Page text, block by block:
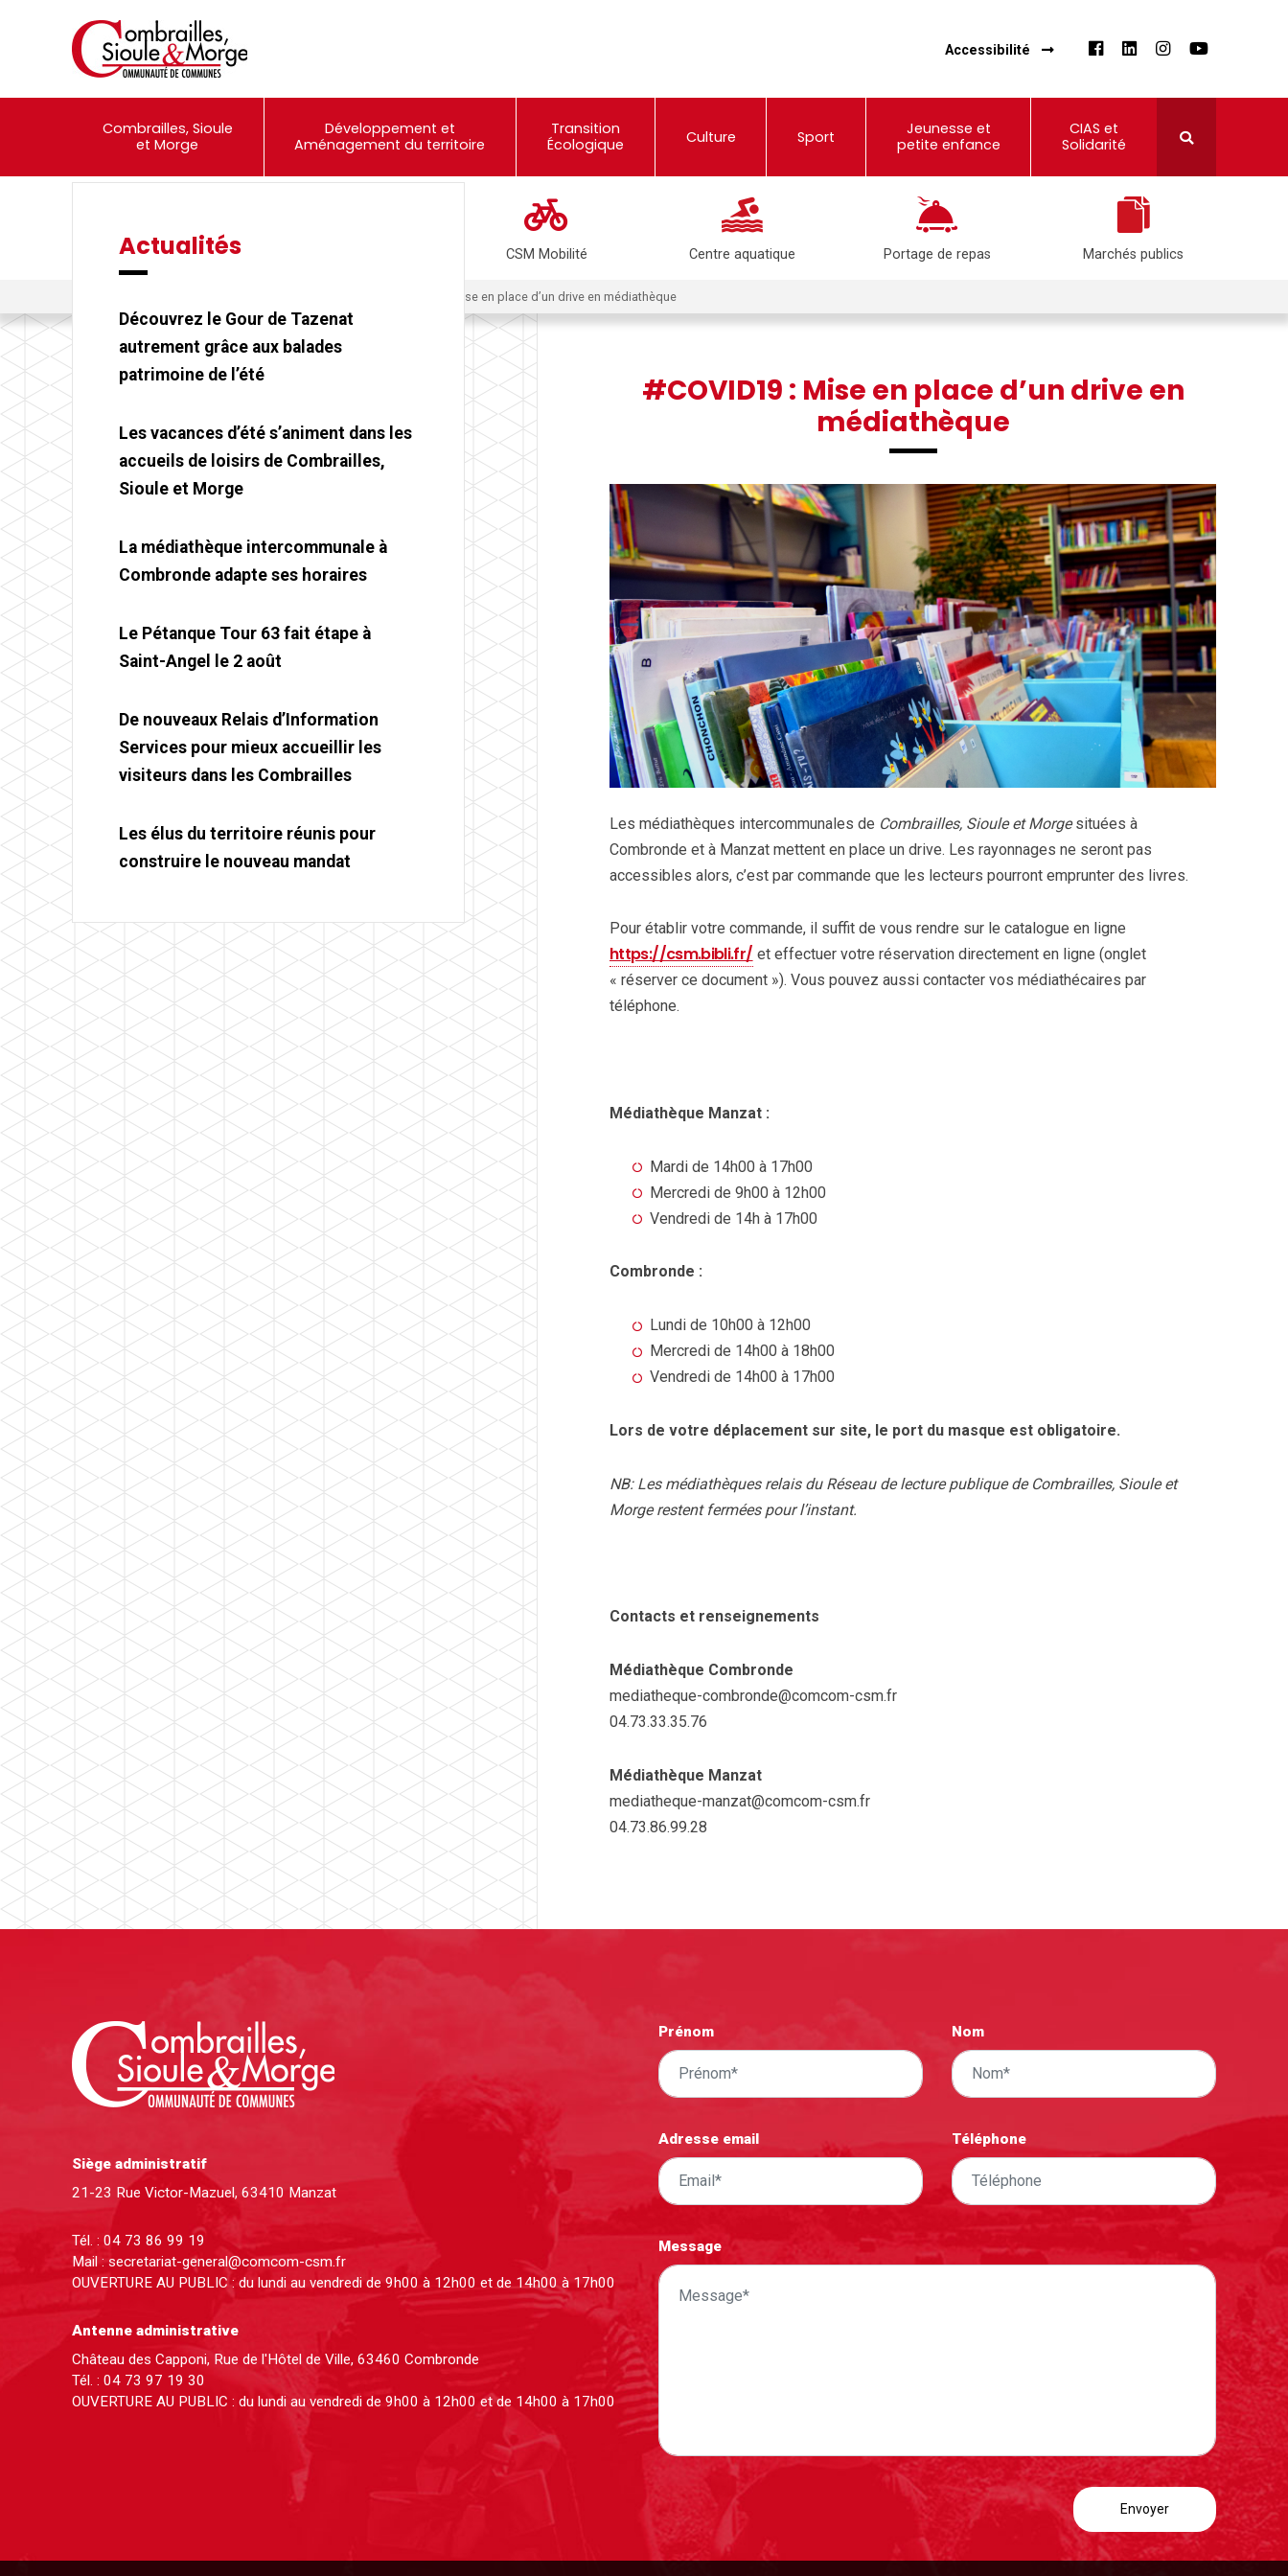
Accessibilité
Combrailles, Sioule
et Morge
Développement et
Aménagement du territoire
Transition
Écologique
Culture Sport
Jeunesse et
petite enfance
CIAS et
Solidarité
Événements CSM Mobilité Centre aquatique Portage de repas Marchés publics
#COVID19 : Mise en place d’un drive en médiathèque
#COVID19 : Mise en place d’un drive en
médiathèque
Les médiathèques intercommunales de Combrailles, Sioule et Morgesituées à
Combronde et à Manzat mettent en place un drive. Les rayonnages ne seront pas
accessibles alors, c’est par commande que les lecteurs pourront emprunter des livres.
Pour établir votre commande, il suffit de vous rendre sur le catalogue en ligne
https://csm.bibli.fr/ et effectuer votre réservation directement en ligne (onglet
« réserver ce document »). Vous pouvez aussi contacter vos médiathécaires par
téléphone.
Médiathèque Manzat :
Mardi de 14h00 à 17h00
Mercredi de 9h00 à 12h00
Vendredi de 14h à 17h00
Combronde :
Lundi de 10h00 à 12h00
Mercredi de 14h00 à 18h00
Vendredi de 14h00 à 17h00
Lors de votre déplacement sur site, le port du masque est obligatoire.
NB: Les médiathèques relais du Réseau de lecture publique de Combrailles, Sioule et
Morge restent fermées pour l’instant.
Contacts et renseignements
Médiathèque Combronde
mediatheque-combronde@comcom-csm.fr
04.73.33.35.76
Médiathèque Manzat
mediatheque-manzat@comcom-csm.fr
04.73.86.99.28
Actualités
Découvrez le Gour de Tazenat
autrement grâce aux balades
patrimoine de l’été
Les vacances d’été s’animent dans les
accueils de loisirs de Combrailles,
Sioule et Morge
La médiathèque intercommunale à
Combronde adapte ses horaires
Le Pétanque Tour 63 fait étape à
Saint-Angel le 2 août
De nouveaux Relais d’Information
Services pour mieux accueillir les
visiteurs dans les Combrailles
Les élus du territoire réunis pour
construire le nouveau mandat
Siège administratif
21-23 Rue Victor-Mazuel, 63410 Manzat
Tél. : 04 73 86 99 19
Mail : secretariat-general@comcom-csm.fr
OUVERTURE AU PUBLIC : du lundi au vendredi de 9h00 à 12h00 et de 14h00 à 17h00
Antenne administrative
Château des Capponi, Rue de l'Hôtel de Ville, 63460 Combronde
Tél. : 04 73 97 19 30
OUVERTURE AU PUBLIC : du lundi au vendredi de 9h00 à 12h00 et de 14h00 à 17h00
Prénom Nom
Adresse email Téléphone
Message